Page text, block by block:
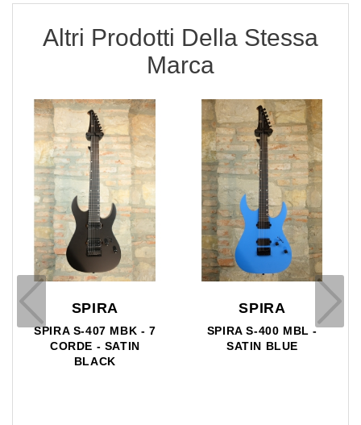
Altri Prodotti Della Stessa
Marca
SPIRA
SPIRA S-407 MBK - 7
CORDE - SATIN
BLACK
SPIRA
SPIRA S-400 MBL -
SATIN BLUE